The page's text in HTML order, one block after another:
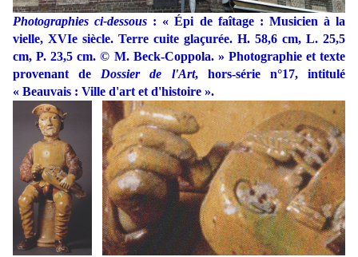
Photographies ci-dessous : « Épi de faîtage : Musicien à la
vielle, XVIe siècle. Terre cuite glaçurée. H. 58,6 cm, L. 25,5
cm, P. 23,5 cm. © M. Beck-Coppola. » Photographie et texte
provenant de Dossier de l'Art, hors-série n°17, intitulé
« Beauvais : Ville d'art et d'histoire ».